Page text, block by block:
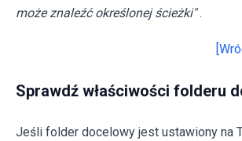
może znaleźć określonej ścieżki" .
Sprawdź właściwości folderu
Jeśli folder docelowy jest ustawiony na